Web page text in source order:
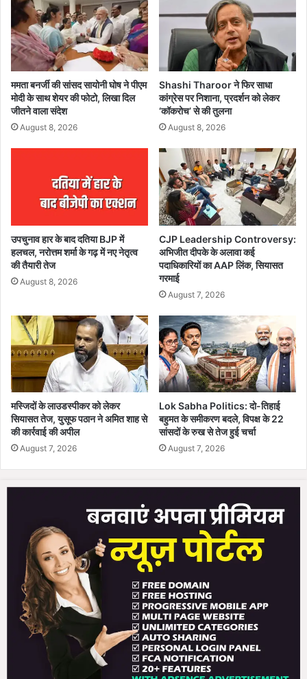
र
-
अ
भ
न
पु
र
मू
,
5
0
%
रे
ला
इ
न
वि
ती
क
ण
पू
ममता बनर्जी की सांसद सायोनी घोष ने पीएम
मोदी के साथ शेयर की फोटो, लिखा दिल
जीतने वाला संदेश
August 8, 2026
Shashi Tharoor ने फिर साधा
कांग्रेस पर निशाना, प्रदर्शन को लेकर
‘कॉकरोच’ से की तुलना
August 8, 2026
उपचुनाव हार के बाद दतिया BJP में
हलचल, नरोत्तम शर्मा के गढ़ में नए नेतृत्व
की तैयारी तेज
August 8, 2026
CJP Leadership Controversy:
अभिजीत दीपके के अलावा कई
पदाधिकारियों का AAP लिंक, सियासत
गरमाई
August 7, 2026
मस्जिदों के लाउडस्पीकर को लेकर
सियासत तेज, युसूफ पठान ने अमित शाह से
की कार्रवाई की अपील
August 7, 2026
Lok Sabha Politics: दो-तिहाई
बहुमत के समीकरण बदले, विपक्ष के 22
सांसदों के रुख से तेज हुई चर्चा
August 7, 2026